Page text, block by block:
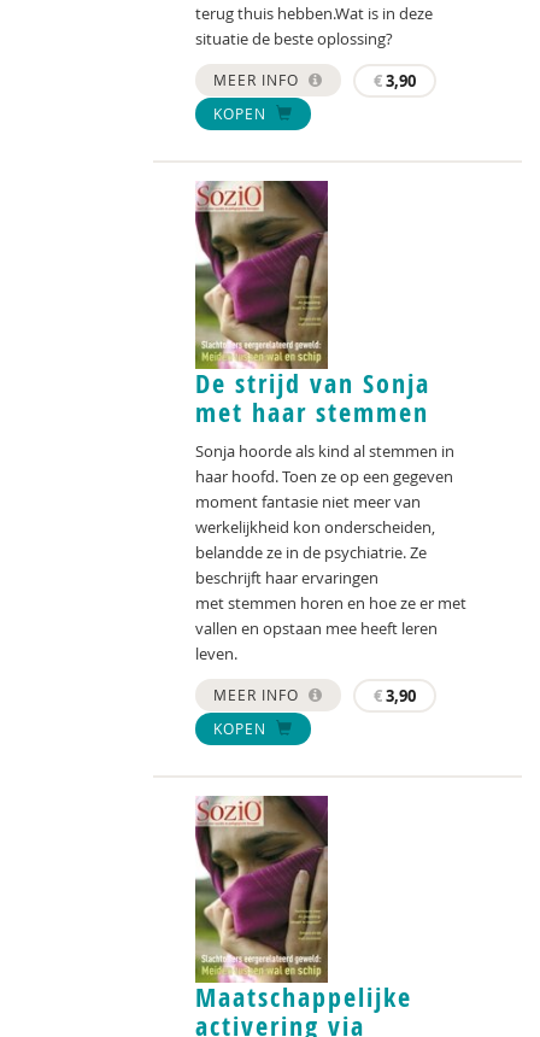
terug thuis hebben.Wat is in deze
situatie de beste oplossing?
MEER INFO €3,90
KOPEN
De strijd van Sonja
met haar stemmen
Sonja hoorde als kind al stemmen in
haar hoofd. Toen ze op een gegeven
moment fantasie niet meer van
werkelijkheid kon onderscheiden,
belandde ze in de psychiatrie. Ze
beschrijft haar ervaringen
met stemmen horen en hoe ze er met
vallen en opstaan mee heeft leren
leven.
MEER INFO €3,90
KOPEN
Maatschappelijke
activering via